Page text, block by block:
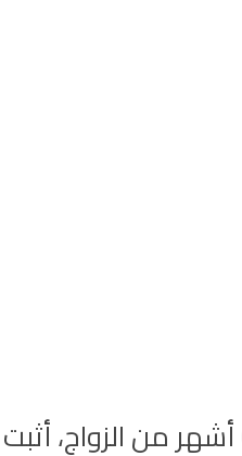
بعد تناقل أنباء عن انفصاله